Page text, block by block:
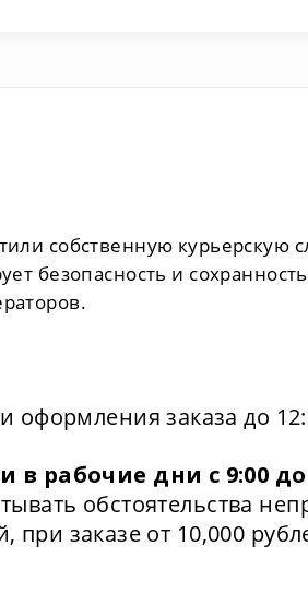
собственную курьерскую
безопасность и
оформления заказа до
рабочие дни с 9:00 до
обстоятельства
заказе от 10,000